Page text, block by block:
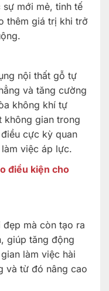
mới mẻ, tinh tế
thêm giá trị khi trở
nội thất gỗ tự
và tăng cường
không khí tự
không gian trong
cực kỳ quan
việc áp lực.
điều kiện cho
mà còn tạo ra
giúp tăng động
làm việc hài
và từ đó nâng cao